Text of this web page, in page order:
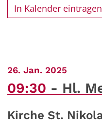
In Kalender eintragen
26. Jan. 2025
09:30 Hl.
Kirche St.